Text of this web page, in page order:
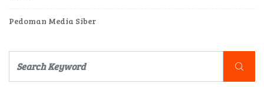
Pedoman Media Siber